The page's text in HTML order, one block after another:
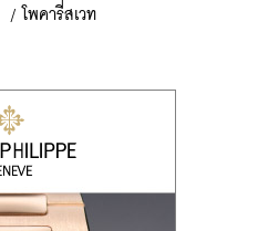
/ โพคารี่สเวท